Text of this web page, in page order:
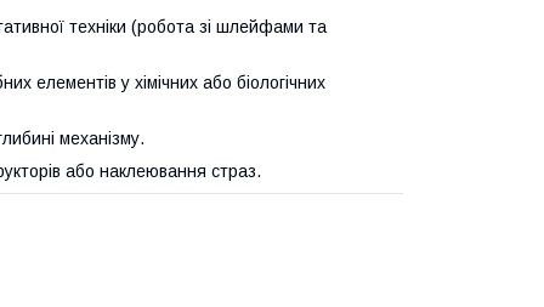
техніки (робота зі шлейфами та
елементів у хімічних або біологічних
механізму.
або наклеювання страз.